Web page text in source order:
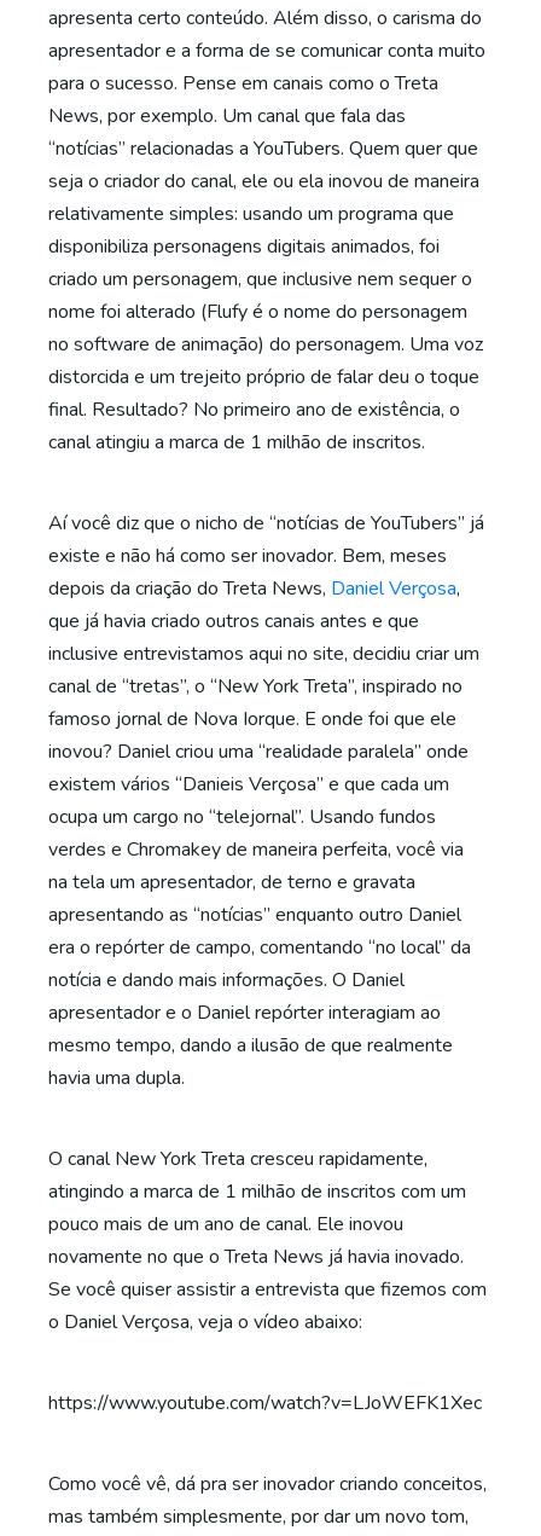
apresenta certo conteúdo. Além disso, o carisma do
apresentador e a forma de se comunicar conta muito
para o sucesso. Pense em canais como o Treta
News, por exemplo. Um canal que fala das
“notícias” relacionadas a YouTubers. Quem quer que
seja o criador do canal, ele ou ela inovou de maneira
relativamente simples: usando um programa que
disponibiliza personagens digitais animados, foi
criado um personagem, que inclusive nem sequer o
nome foi alterado (Flufy é o nome do personagem
no software de animação) do personagem. Uma voz
distorcida e um trejeito próprio de falar deu o toque
final. Resultado? No primeiro ano de existência, o
canal atingiu a marca de 1 milhão de inscritos.
Aí você diz que o nicho de “notícias de YouTubers” já
existe e não há como ser inovador. Bem, meses
depois da criação do Treta News, Daniel Verçosa,
que já havia criado outros canais antes e que
inclusive entrevistamos aqui no site, decidiu criar um
canal de “tretas”, o “New York Treta”, inspirado no
famoso jornal de Nova Iorque. E onde foi que ele
inovou? Daniel criou uma “realidade paralela” onde
existem vários “Danieis Verçosa” e que cada um
ocupa um cargo no “telejornal”. Usando fundos
verdes e Chromakey de maneira perfeita, você via
na tela um apresentador, de terno e gravata
apresentando as “notícias” enquanto outro Daniel
era o repórter de campo, comentando “no local” da
notícia e dando mais informações. O Daniel
apresentador e o Daniel repórter interagiam ao
mesmo tempo, dando a ilusão de que realmente
havia uma dupla.
O canal New York Treta cresceu rapidamente,
atingindo a marca de 1 milhão de inscritos com um
pouco mais de um ano de canal. Ele inovou
novamente no que o Treta News já havia inovado.
Se você quiser assistir a entrevista que fizemos com
o Daniel Verçosa, veja o vídeo abaixo:
https://www.youtube.com/watch?v=LJoWEFK1Xec
Como você vê, dá pra ser inovador criando conceitos,
mas também simplesmente, por dar um novo tom,